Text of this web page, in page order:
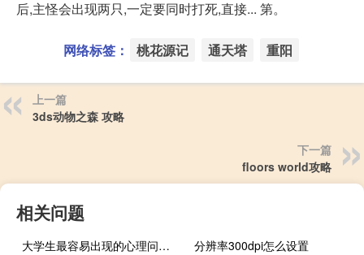
后,主怪会出现两只,一定要同时打死,直接... 第。
网络标签： 桃花源记 通天塔 重阳
上一篇
3ds动物之森 攻略
下一篇
floors world攻略
相关问题
大学生最容易出现的心理问题及解决办法
分辨率300dpi怎么设置